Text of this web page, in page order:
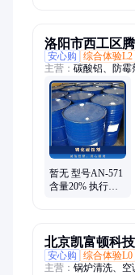
洛阳市西工区
安心购
综合体验L2
主营： 碳酸铝、防霉
酸铝、化学试剂、
干燥通风、次磷酸
闪点提高剂、柴油
钠、25公斤纸板桶
暂无 型号AN-571
含量20% 执行质
北京凯富顿科
安心购
综合体验L0
主营： 锅炉清洗、空